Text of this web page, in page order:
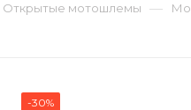
Открытые мотошлемы —
-30%